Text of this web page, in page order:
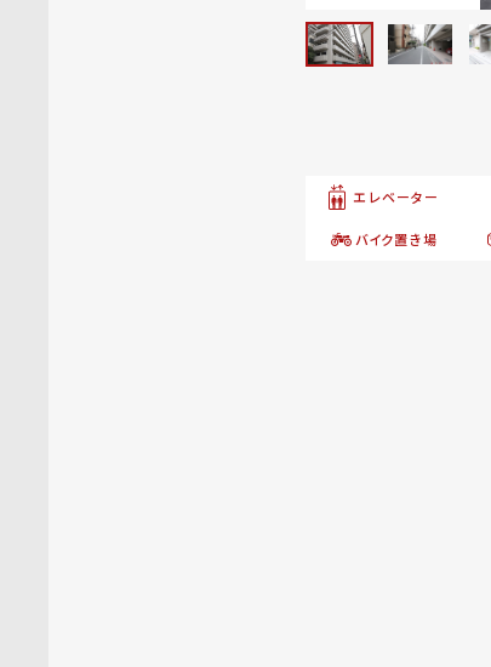
エレベーター
バイク置き場